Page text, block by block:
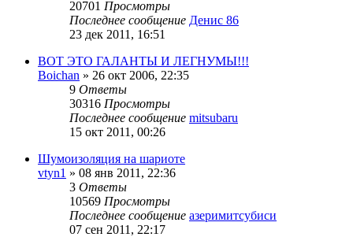
20701 Просмотры
Последнее сообщение Денис 86
23 дек 2011, 16:51
ВОТ ЭТО ГАЛАНТЫ И ЛЕГНУМЫ!!!
Boichan » 26 окт 2006, 22:35
9 Ответы
30316 Просмотры
Последнее сообщение mitsubaru
15 окт 2011, 00:26
Шумоизоляция на шариоте
vtyn1 » 08 янв 2011, 22:36
3 Ответы
10569 Просмотры
Последнее сообщение азеримитсубиси
07 сен 2011, 22:17